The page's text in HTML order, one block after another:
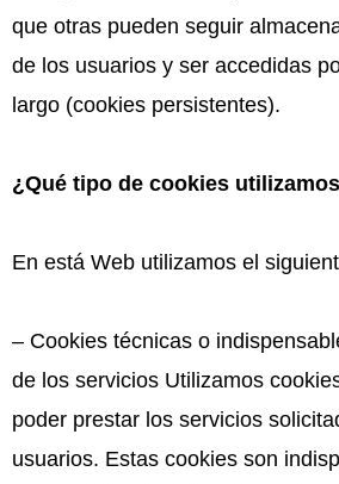
que otras pueden seguir
de los usuarios y ser accedidas
largo (cookies persistentes).
¿Qué tipo de cookies
En está Web utilizamos el
– Cookies técnicas o
de los servicios Utilizamos
poder prestar los servicios
usuarios. Estas cookies son